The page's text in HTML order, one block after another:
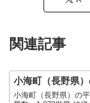
関連記事
小海町（長野県
小海町（長野県）の